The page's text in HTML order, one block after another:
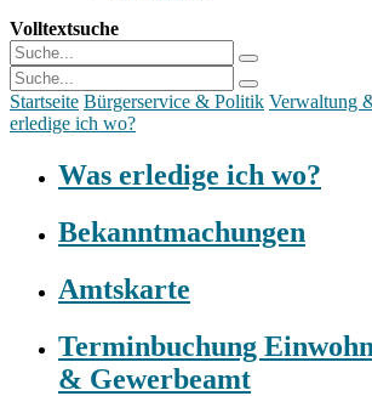
Volltextsuche
Startseite Bürgerservice & Politik Verwaltung
erledige ich wo?
Was erledige ich wo?
Bekanntmachungen
Amtskarte
Terminbuchung
& Gewerbeamt